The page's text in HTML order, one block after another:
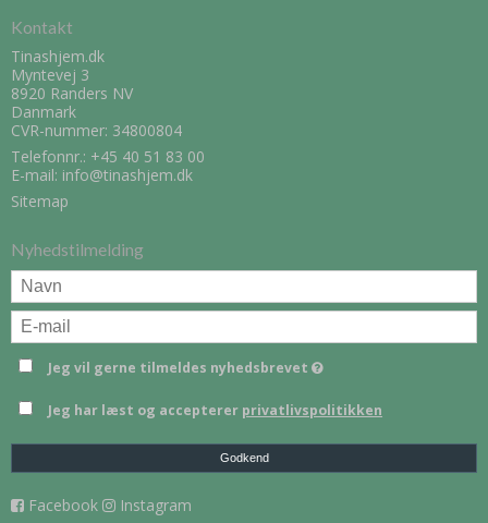
Kontakt
Tinashjem.dk
Myntevej 3
8920 Randers NV
Danmark
CVR-nummer: 34800804
Telefonnr.: +45 40 51 83 00
E-mail: info@tinashjem.dk
Sitemap
Nyhedstilmelding
Jeg vil gerne tilmeldes nyhedsbrevet
Jeg har læst og accepterer privatlivspolitikken
Godkend
Facebook Instagram